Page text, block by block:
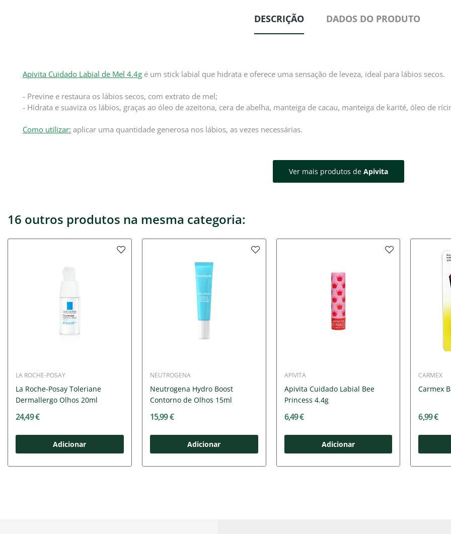
DESCRIÇÃO DADOS DO PRODUTO
Apivita Cuidado Labial de Mel 4.4g é um stick labial que hidrata e oferece uma sensação de leveza, ideal para lábios secos.
- Previne e restaura os lábios secos, com extrato de mel;
- Hidrata e suaviza os lábios, graças ao óleo de azeitona, cera de abelha, manteiga de cacau, manteiga de karité, óleo de
Como utilizar: aplicar uma quantidade generosa nos lábios, as vezes necessárias.
Ver mais produtos de Apivita
16 outros produtos na mesma categoria:
LA ROCHE-POSAY
La Roche-Posay Toleriane
Dermallergo Olhos 20ml
24,49 €
Adicionar
NEUTROGENA
Neutrogena Hydro Boost
Contorno de Olhos 15ml
15,99 €
Adicionar
APIVITA
Apivita Cuidado Labial Bee
Princess 4.4g
6,49 €
Adicionar
CARMEX
Carmex
6,99 €